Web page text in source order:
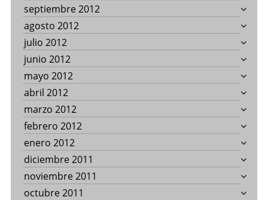
septiembre 2012
agosto 2012
julio 2012
junio 2012
mayo 2012
abril 2012
marzo 2012
febrero 2012
enero 2012
diciembre 2011
noviembre 2011
octubre 2011